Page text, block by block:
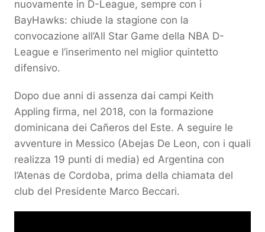
nuovamente in D-League, sempre con i
BayHawks: chiude la stagione con la
convocazione all’All Star Game della NBA D-
League e l’inserimento nel miglior quintetto
difensivo.
Dopo due anni di assenza dai campi Keith
Appling firma, nel 2018, con la formazione
dominicana dei Cañeros del Este. A seguire le
avventure in Messico (Abejas De Leon, con i quali
realizza 19 punti di media) ed Argentina con
l’Atenas de Cordoba, prima della chiamata del
club del Presidente Marco Beccari.